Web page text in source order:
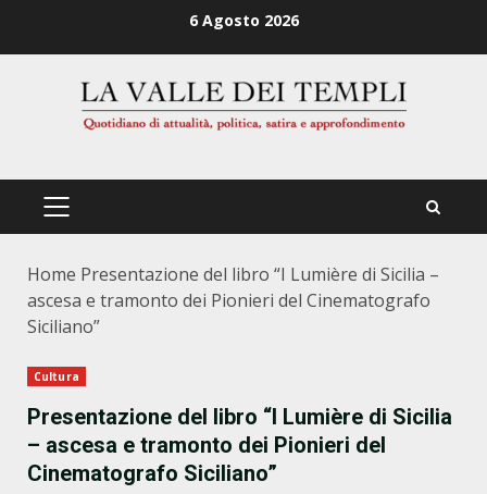
6 Agosto 2026
PRIMÄRES
Home Presentazione del libro “I Lumière di Sicilia –
ascesa e tramonto dei Pionieri del Cinematografo
Siciliano”
Cultura
Presentazione del libro “I Lumière di Sicilia
– ascesa e tramonto dei Pionieri del
Cinematografo Siciliano”